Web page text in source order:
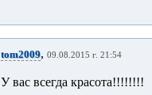
tom2009, 09.08.2015 г. 21:54
У вас всегда красота!!!!!!!!